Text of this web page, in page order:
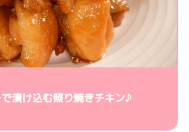
漬け込む照り焼きチキン♪